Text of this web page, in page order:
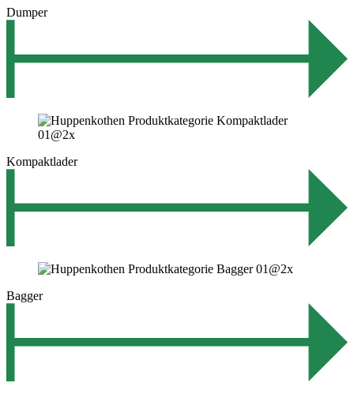
Dumper
Kompaktlader
Bagger